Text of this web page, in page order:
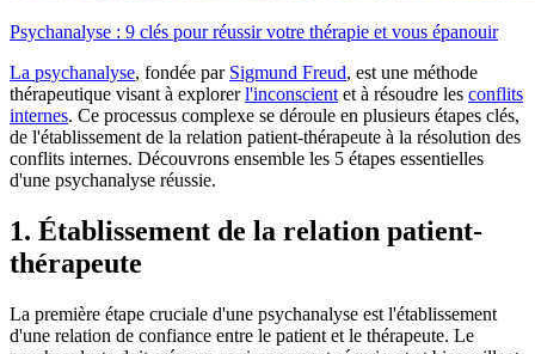
Psychanalyse : 9 clés pour réussir votre thérapie et vous épanouir
La psychanalyse, fondée par Sigmund Freud, est une méthode
thérapeutique visant à explorerl'inconscient et à résoudre les conflits
internes. Ce processus complexe se déroule en plusieurs étapes clés,
de l'établissement de la relation patient-thérapeute à la résolution des
conflits internes. Découvrons ensemble les 5 étapes essentielles
d'une psychanalyse réussie.
1. Établissement de la relation patient-
thérapeute
La première étape cruciale d'une psychanalyse est l'établissement
d'une relation de confiance entre le patient et le thérapeute. Le